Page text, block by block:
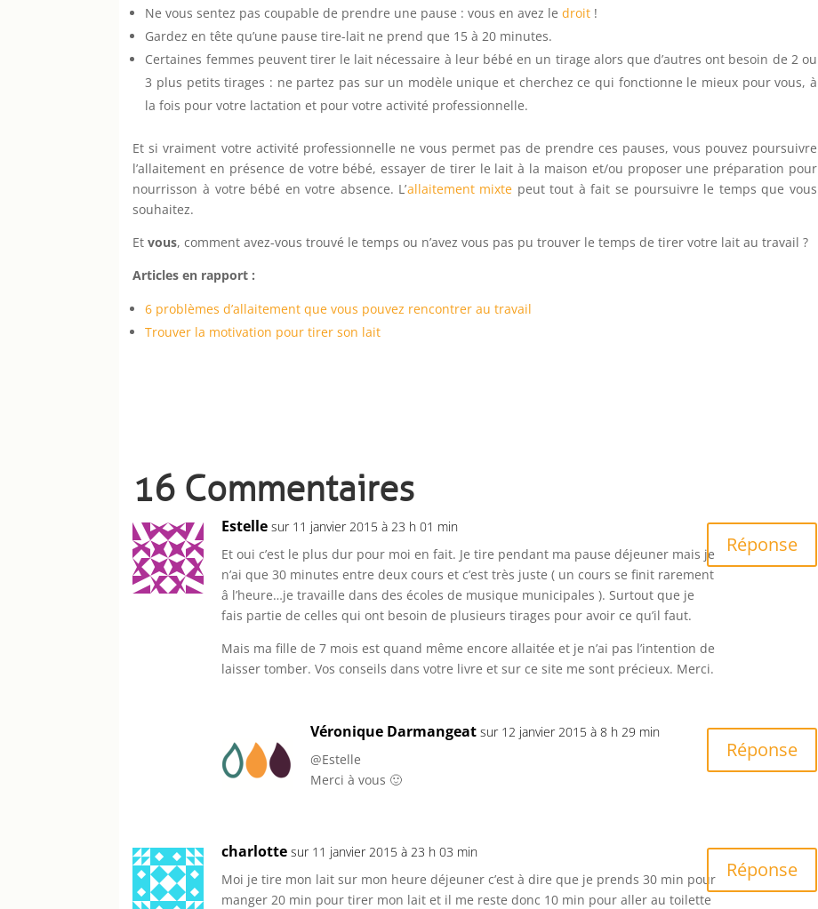
Ne vous sentez pas coupable de prendre une pause : vous en avez ledroit !
Gardez en tête qu’une pause tire-lait ne prend que 15 à 20 minutes.
Certaines femmes peuvent tirer le lait nécessaire à leur bébé en un tirage alors que d’autres ont besoin de 2 ou
3 plus petits tirages : ne partez pas sur un modèle unique et cherchez ce qui fonctionne le mieux pour vous, à
la fois pour votre lactation et pour votre activité professionnelle.
Et si vraiment votre activité professionnelle ne vous permet pas de prendre ces pauses, vous pouvez poursuivre
l’allaitement en présence de votre bébé, essayer de tirer le lait à la maison et/ou proposer une préparation pour
nourrisson à votre bébé en votre absence. L’allaitement mixte peut tout à fait se poursuivre le temps que vous
souhaitez.
Etvous, comment avez-vous trouvé le temps ou n’avez vous pas pu trouver le temps de tirer votre lait au travail ?
Articles en rapport :
6 problèmes d’allaitement que vous pouvez rencontrer au travail
Trouver la motivation pour tirer son lait
16 Commentaires
Estelle sur 11 janvier 2015 à 23 h 01 min
Et oui c’est le plus dur pour moi en fait. Je tire pendant ma pause déjeuner mais je
n’ai que 30 minutes entre deux cours et c’est très juste ( un cours se finit rarement
â l’heure…je travaille dans des écoles de musique municipales ). Surtout que je
fais partie de celles qui ont besoin de plusieurs tirages pour avoir ce qu’il faut.
Mais ma fille de 7 mois est quand même encore allaitée et je n’ai pas l’intention de
laisser tomber. Vos conseils dans votre livre et sur ce site me sont précieux. Merci.
Réponse
Véronique Darmangeat sur 12 janvier 2015 à 8 h 29 min
@Estelle
Merci à vous 🙂
Réponse
charlotte sur 11 janvier 2015 à 23 h 03 min
Moi je tire mon lait sur mon heure déjeuner c’est à dire que je prends 30 min pour
manger 20 min pour tirer mon lait et il me reste donc 10 min pour aller au toilette
Réponse